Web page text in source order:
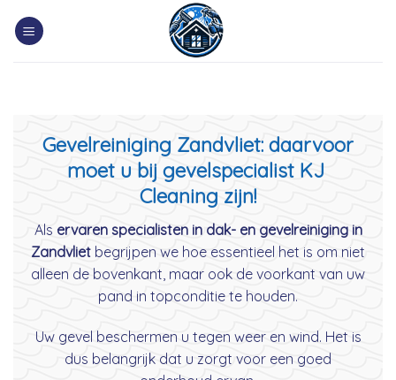
Gevelreiniging Zandvliet: daarvoor
moet u bij gevelspecialist KJ
Cleaning zijn!
Als ervaren specialisten in dak- en gevelreiniging in
Zandvliet begrijpen we hoe essentieel het is om niet
alleen de bovenkant, maar ook de voorkant van uw
pand in topconditie te houden.
Uw gevel beschermen u tegen weer en wind. Het is
dus belangrijk dat u zorgt voor een goed